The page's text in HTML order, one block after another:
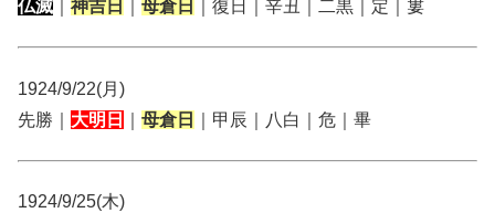
仏滅
神吉日 母倉日 ｜復日｜辛丑｜二黒｜定｜婁
1924/9/22(月)
先勝｜ 大明日 母倉日 ｜甲辰｜八白｜危｜畢
1924/9/25(木)